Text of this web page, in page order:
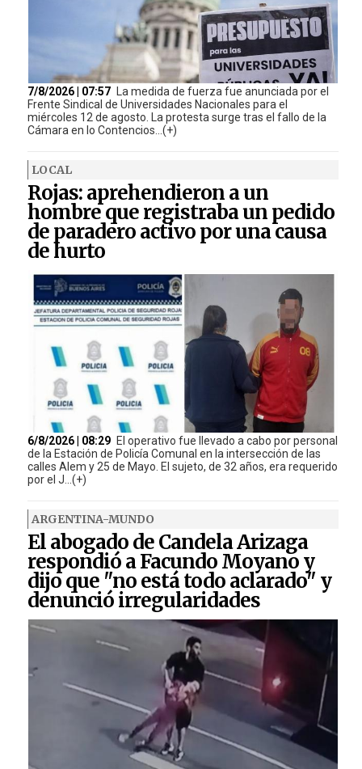
7/8/2026 | 07:57
La medida de fuerza fue anunciada por el
Frente Sindical de Universidades Nacionales para el
miércoles 12 de agosto. La protesta surge tras el fallo de la
Cámara en lo Contencios...(+)
LOCAL
Rojas: aprehendieron a un
hombre que registraba un pedido
de paradero activo por una causa
de hurto
6/8/2026 | 08:29 El operativo fue llevado a cabo por personal
de la Estación de Policía Comunal en la intersección de las
calles Alem y 25 de Mayo. El sujeto, de 32 años, era requerido
por el J...(+)
ARGENTINA-MUNDO
El abogado de Candela Arizaga
respondió a Facundo Moyano y
dijo que "no está todo aclarado" y
denunció irregularidades